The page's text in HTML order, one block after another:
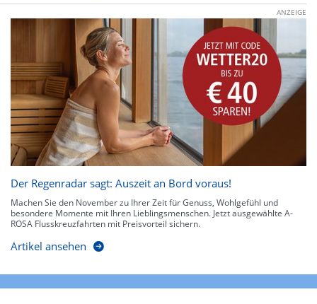
ANZEIGE
Der Regenradar sagt: Auszeit an Bord voraus!
Machen Sie den November zu Ihrer Zeit für Genuss, Wohlgefühl und
besondere Momente mit Ihren Lieblingsmenschen. Jetzt ausgewählte A-
ROSA Flusskreuzfahrten mit Preisvorteil sichern.
Artikel ansehen